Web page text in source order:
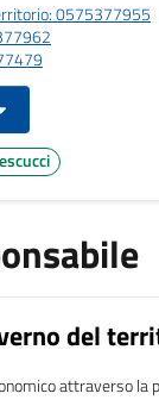
0575377955
del
attraverso la